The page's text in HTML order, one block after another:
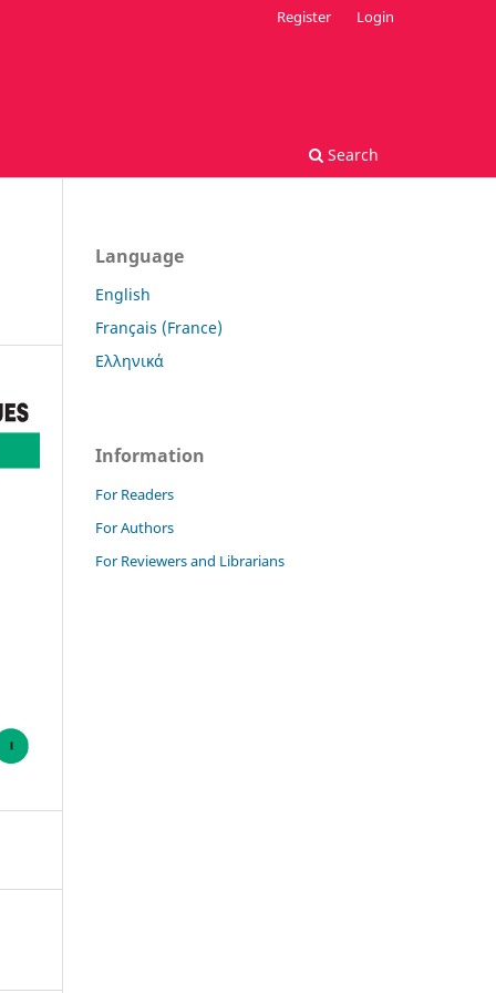
Search
Register Login
Language
English
Français (France)
Ελληνικά
Information
For Readers
For Authors
For Reviewers and Librarians